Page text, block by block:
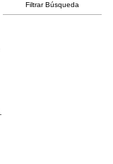
Filtrar Búsqueda